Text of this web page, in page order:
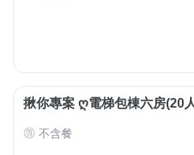
揪你專案 Ღ電梯包棟六房(20
不含餐